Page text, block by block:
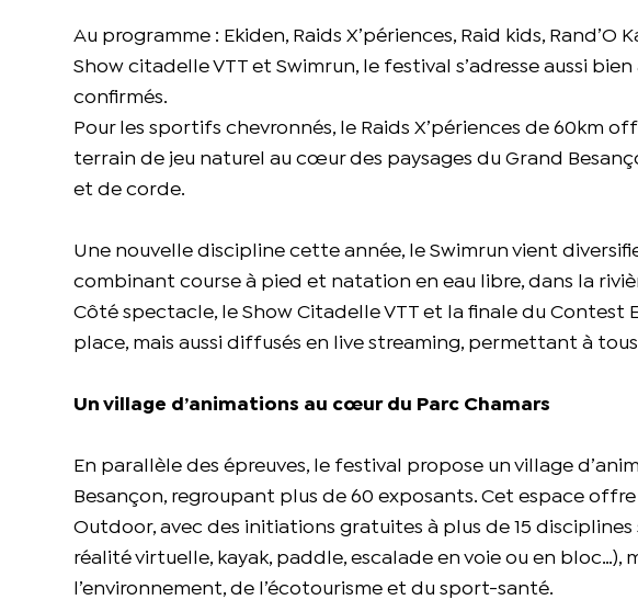
Au programme : Ekiden, Raids X’périences, Raid kids,
Show citadelle VTT et Swimrun, le festival s’adresse aussi
confirmés.
Pour les sportifs chevronnés, le Raids X’périences de 60km
terrain de jeu naturel au cœur des paysages du Grand
et de corde.
Une nouvelle discipline cette année, le Swimrun vient
combinant course à pied et natation en eau libre, dans la
Côté spectacle, le Show Citadelle VTT et la finale du
place, mais aussi diffusés en live streaming, permettant à
Un village d’animations au cœur du Parc Chamars
En parallèle des épreuves, le festival propose un village
Besançon, regroupant plus de 60 exposants. Cet espace
Outdoor, avec des initiations gratuites à plus de 15
réalité virtuelle, kayak, paddle, escalade en voie ou en bloc…),
l’environnement, de l’écotourisme et du sport-santé.